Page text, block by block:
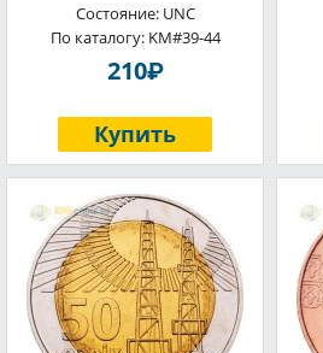
Состояние: UNC
По каталогу: KM#39-44
210P
Купить